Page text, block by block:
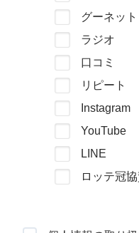
グーネット
ラジオ
口コミ
リピート
Instagram
YouTube
LINE
ロッテ冠